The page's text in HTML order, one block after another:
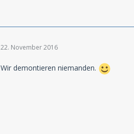
22. November 2016
Wir demontieren niemanden.